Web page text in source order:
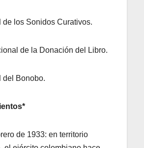
de los Sonidos Curativos.
de la Donación del Libro.
del Bonobo.
de 1933: en territorio